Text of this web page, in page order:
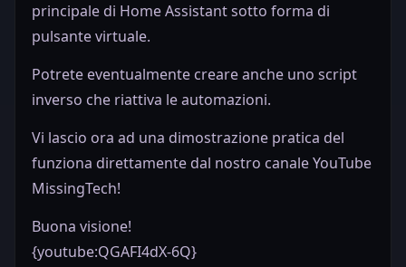
principale di Home Assistant sotto forma di
pulsante virtuale.
Potrete eventualmente creare anche uno script
inverso che riattiva le automazioni.
Vi lascio ora ad una dimostrazione pratica del
funziona direttamente dal nostro canale YouTube
MissingTech!
Buona visione!
{youtube:QGAFI4dX-6Q}